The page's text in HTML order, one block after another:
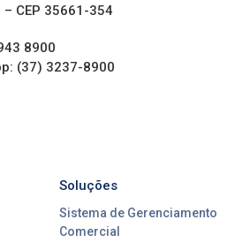
CEP 35661-354
8900
(37) 3237-8900
Soluções
Sistema de Gerenciamento
Comercial